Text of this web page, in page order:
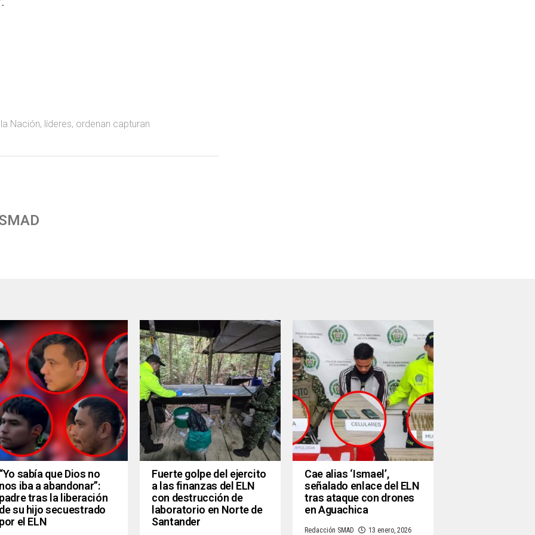
Nación, líderes, ordenan capturan
“Yo sabía que Dios no
nos iba a abandonar”:
padre tras la liberación
de su hijo secuestrado
por el ELN
Fuerte golpe del ejercito
a las finanzas del ELN
con destrucción de
laboratorio en Norte de
Santander
Cae alias ‘Ismael’,
señalado enlace del ELN
tras ataque con drones
en Aguachica
Redacción SMAD
13 enero, 2026